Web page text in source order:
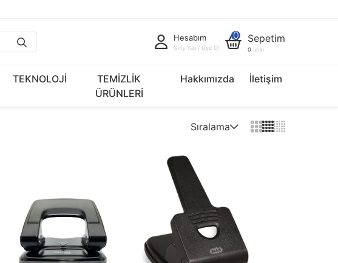
Hesabım
Giriş Yap / Üye Ol
0 Sepetim
0 ürün
TEKNOLOJİ
TEMİZLİK
ÜRÜNLERİ
Hakkımızda İletişim
Sıralama
İndirim Oranı Artan
İndirim Oranı Azalan
Yeniden > Eskiye